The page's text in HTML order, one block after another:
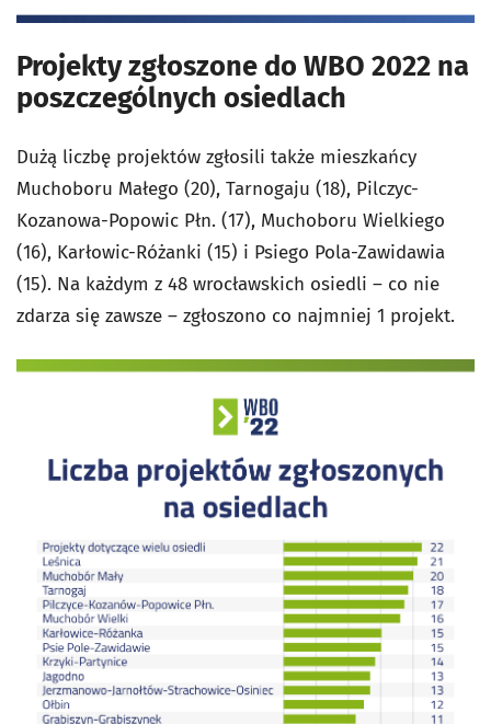
Projekty zgłoszone do WBO 2022 na
poszczególnych osiedlach
Dużą liczbę projektów zgłosili także mieszkańcy
Muchoboru Małego (20), Tarnogaju (18), Pilczyc-
Kozanowa-Popowic Płn. (17), Muchoboru Wielkiego
(16), Karłowic-Różanki (15) i Psiego Pola-Zawidawia
(15). Na każdym z 48 wrocławskich osiedli – co nie
zdarza się zawsze – zgłoszono co najmniej 1 projekt.